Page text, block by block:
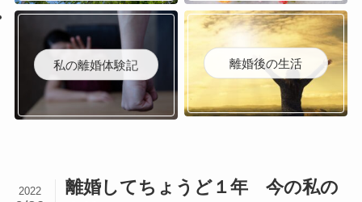
私の離婚体験記 離婚後の生活
離婚してちょうど１年 今の私の
2022